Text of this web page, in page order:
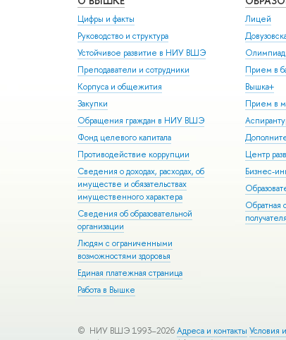
Цифры и факты
Руководство и структура
Устойчивое развитие в НИУ ВШЭ
Преподаватели и сотрудники
Корпуса и общежития
Закупки
Обращения граждан в НИУ ВШЭ
Фонд целевого капитала
Противодействие коррупции
Сведения о доходах, расходах, об
имуществе и обязательствах
имущественного характера
Сведения об образовательной
организации
Людям с ограниченными
возможностями здоровья
Единая платежная страница
Работа в Вышке
Лицей
Прием в
Вышка+
Прием в
Центр
Бизнес-
Обратная
© НИУ ВШЭ 1993–2026Адреса и контакты Условия